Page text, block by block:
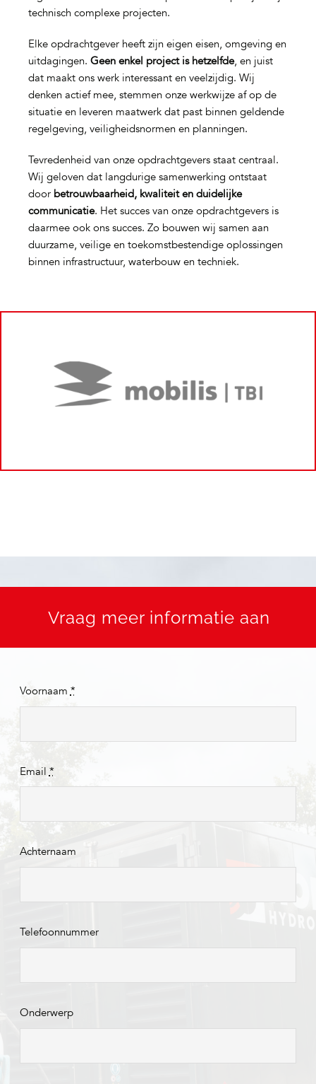
technisch complexe projecten.
Elke opdrachtgever heeft zijn eigen eisen, omgeving en
uitdagingen. Geen enkel project is hetzelfde, en juist
dat maakt ons werk interessant en veelzijdig. Wij
denken actief mee, stemmen onze werkwijze af op de
situatie en leveren maatwerk dat past binnen geldende
regelgeving, veiligheidsnormen en planningen.
Tevredenheid van onze opdrachtgevers staat centraal.
Wij geloven dat langdurige samenwerking ontstaat
door betrouwbaarheid, kwaliteit en duidelijke
communicatie. Het succes van onze opdrachtgevers is
daarmee ook ons succes. Zo bouwen wij samen aan
duurzame, veilige en toekomstbestendige oplossingen
binnen infrastructuur, waterbouw en techniek.
Vraag meer informatie aan
Voornaam *
Email *
Achternaam
Telefoonnummer
Onderwerp